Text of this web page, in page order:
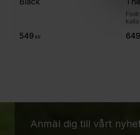
549 KR 649
Anmäl dig till vårt